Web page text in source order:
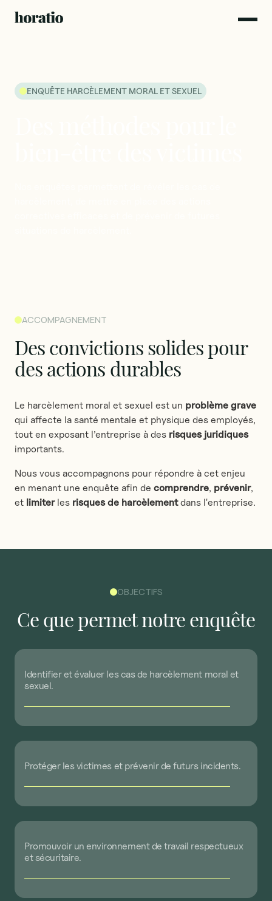
ENQUÊTE HARCÈLEMENT MORAL ET SEXUEL
ACCOMPAGNEMENT
Desconvictionssolidespour
desactions durables
Le harcèlement moral et sexuel est un problème grave
qui affecte la santé mentale et physique des employés,
tout en exposant l’entreprise à des risques juridiques
importants.
Nous vous accompagnons pour répondre à cet enjeu
en menant une enquête afin de comprendre, prévenir,
et limiter les risques de harcèlementdans l'entreprise.
OBJECTIFS
Cequepermetnotreenquête
Identifieretévaluer les cas de harcèlement moral et
sexuel.
Protéger lesvictimes et prévenirde futurs incidents.
Promouvoir un environnement de travail respectueux
et sécuritaire.